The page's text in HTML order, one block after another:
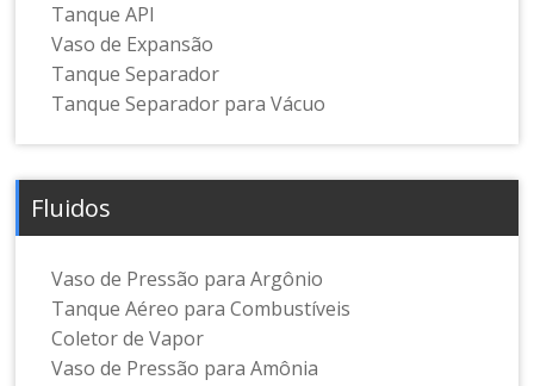
Tanque API
Vaso de Expansão
Tanque Separador
Tanque Separador para Vácuo
Fluidos
Vaso de Pressão para Argônio
Tanque Aéreo para Combustíveis
Coletor de Vapor
Vaso de Pressão para Amônia